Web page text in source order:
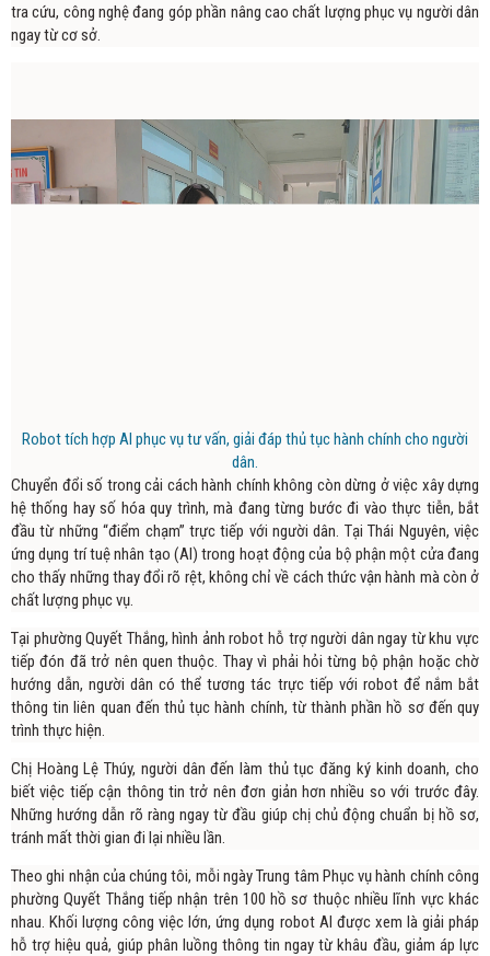
tra cứu, công nghệ đang góp phần nâng cao chất lượng phục vụ người dân
ngay từ cơ sở.
Robot tích hợp AI phục vụ tư vấn, giải đáp thủ tục hành chính cho người
dân.
Chuyển đổi số trong cải cách hành chính không còn dừng ở việc xây dựng
hệ thống hay số hóa quy trình, mà đang từng bước đi vào thực tiễn, bắt
đầu từ những “điểm chạm” trực tiếp với người dân. Tại Thái Nguyên, việc
ứng dụng trí tuệ nhân tạo (AI) trong hoạt động của bộ phận một cửa đang
cho thấy những thay đổi rõ rệt, không chỉ về cách thức vận hành mà còn ở
chất lượng phục vụ.
Tại phường Quyết Thắng, hình ảnh robot hỗ trợ người dân ngay từ khu vực
tiếp đón đã trở nên quen thuộc. Thay vì phải hỏi từng bộ phận hoặc chờ
hướng dẫn, người dân có thể tương tác trực tiếp với robot để nắm bắt
thông tin liên quan đến thủ tục hành chính, từ thành phần hồ sơ đến quy
trình thực hiện.
Chị Hoàng Lệ Thúy, người dân đến làm thủ tục đăng ký kinh doanh, cho
biết việc tiếp cận thông tin trở nên đơn giản hơn nhiều so với trước đây.
Những hướng dẫn rõ ràng ngay từ đầu giúp chị chủ động chuẩn bị hồ sơ,
tránh mất thời gian đi lại nhiều lần.
Theo ghi nhận của chúng tôi, mỗi ngày Trung tâm Phục vụ hành chính công
phường Quyết Thắng tiếp nhận trên 100 hồ sơ thuộc nhiều lĩnh vực khác
nhau. Khối lượng công việc lớn, ứng dụng robot AI được xem là giải pháp
hỗ trợ hiệu quả, giúp phân luồng thông tin ngay từ khâu đầu, giảm áp lực